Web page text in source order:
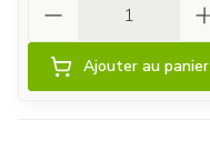
Ajouter au panier